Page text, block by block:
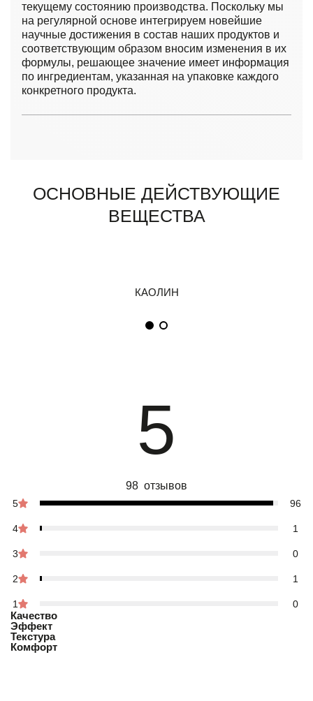
текущему состоянию производства. Поскольку мы
на регулярной основе интегрируем новейшие
научные достижения в состав наших продуктов и
соответствующим образом вносим изменения в их
формулы, решающее значение имеет информация
по ингредиентам, указанная на упаковке каждого
конкретного продукта.
ОСНОВНЫЕ ДЕЙСТВУЮЩИЕ
ВЕЩЕСТВА
5
98 отзывов
5 96
4 1
3 0
2 1
1 0
Качество
Эффект
Текстура
Комфорт